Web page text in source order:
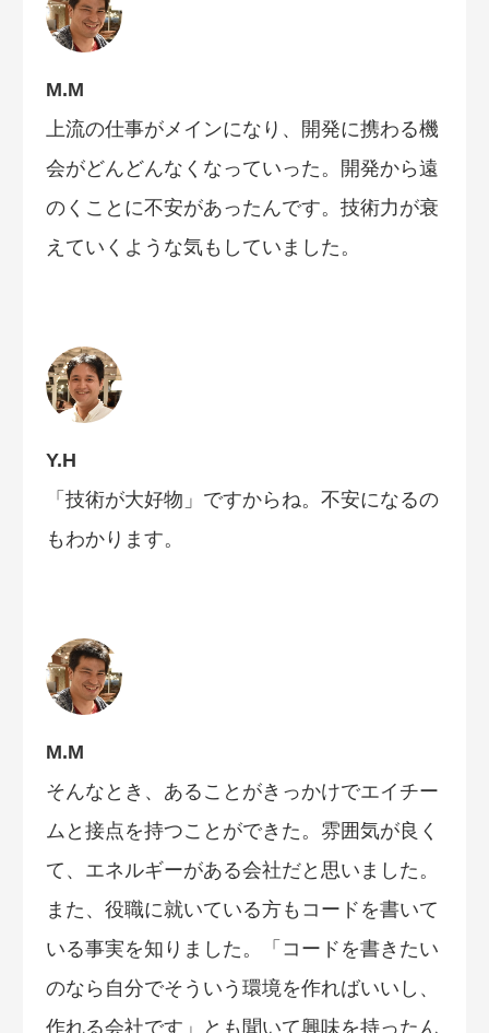
M.M
上流の仕事がメインになり、開発に携わる機
会がどんどんなくなっていった。開発から遠
のくことに不安があったんです。技術力が衰
えていくような気もしていました。
Y.H
「技術が大好物」ですからね。不安になるの
もわかります。
M.M
そんなとき、あることがきっかけでエイチー
ムと接点を持つことができた。雰囲気が良く
て、エネルギーがある会社だと思いました。
また、役職に就いている方もコードを書いて
いる事実を知りました。「コードを書きたい
のなら自分でそういう環境を作ればいいし、
作れる会社です」とも聞いて興味を持ったん